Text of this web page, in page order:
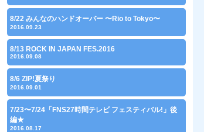
8/22 みんなのハンドオーバー 〜Rio to Tokyo〜
2016.09.23
8/13 ROCK IN JAPAN FES.2016
2016.09.08
8/6 ZIP!夏祭り
2016.09.01
7/23〜7/24「FNS27時間テレビ フェスティバル!」後
編★
2016.08.17